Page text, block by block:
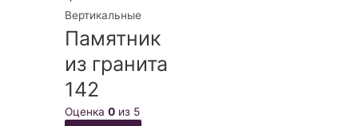
Вертикальные
Памятник
из гранита
142
Оценка0 из 5